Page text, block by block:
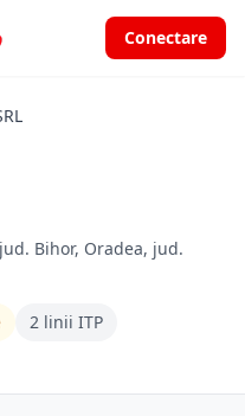
Conectare
Bihor, Oradea, jud.
2 linii ITP